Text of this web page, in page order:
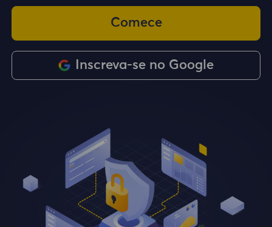
Comece
Inscreva-se no Google